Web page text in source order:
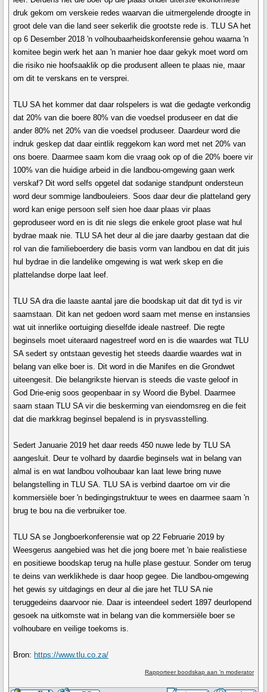
druk gekom om verskeie redes waarvan die uitmergelende droogte in
groot dele van die land seer sekerlik die grootste rede is. TLU SA het
op 6 Desember 2018 'n volhoubaarheidskonferensie gehou waarna 'n
komitee begin werk het aan 'n manier hoe daar gekyk moet word om
die risiko nie hoofsaaklik op die produsent alleen te plaas nie, maar
om dit te verskans en te versprei.
TLU SA het kommer dat daar rolspelers is wat die gedagte verkondig
dat 20% van die boere 80% van die voedsel produseer en dat die
ander 80% net 20% van die voedsel produseer. Daardeur word die
indruk geskep dat daar eintlik reggekom kan word met net 20% van
ons boere. Daarmee saam kom die vraag ook op of die 20% boere vir
100% van die huidige arbeid in die landbou-omgewing gaan werk
verskaf? Dit word selfs opgetel dat sodanige standpunt ondersteun
word deur sommige landbouleiers. Soos daar deur die platteland gery
word kan enige persoon self sien hoe daar plaas vir plaas
geproduseer word en is dit nie slegs die enkele groot plase wat hul
bydrae maak nie. TLU SA het deur al die jare daarby gestaan dat die
rol van die familieboerdery die basis vorm van landbou en dat dit juis
hul bydrae in die landelike omgewing is wat werk skep en die
plattelandse dorpe laat leef.
TLU SA dra die laaste aantal jare die boodskap uit dat dit tyd is vir
saamstaan. Dit kan net gedoen word saam met mense en instansies
wat uit innerlike oortuiging dieselfde ideale nastreef. Die regte
beginsels moet uiteraard nagestreef word en is die waardes wat TLU
SA sedert sy ontstaan gevestig het steeds daardie waardes wat in
belang van elke boer is. Dit word in die Manifes en die Grondwet
uiteengesit. Die belangrikste hiervan is steeds die vaste geloof in
God Drie-enig soos geopenbaar in sy Woord die Bybel. Daarmee
saam staan TLU SA vir die beskerming van eiendomsreg en die feit
dat die markkrag beginsel bepalend is in prysvasstelling.
Sedert Januarie 2019 het daar reeds 450 nuwe lede by TLU SA
aangesluit. Deur te volhard by daardie beginsels wat in belang van
almal is en wat landbou volhoubaar kan laat lewe bring nuwe
belangstelling in TLU SA. TLU SA is verbind daartoe om vir die
kommersiële boer 'n bedingingstruktuur te wees en daarmee saam 'n
brug te bou na die verbruiker toe.
TLU SA se Jongboerkonferensie wat op 22 Februarie 2019 by
Weesgerus aangebied was het die jong boere met 'n baie realistiese
en positiewe boodskap terug na hulle plase gestuur. Sonder om terug
te deins van werklikhede is daar hoop gegee. Die landbou-omgewing
het gewis sy uitdagings en deur al die jare het TLU SA nie
teruggedeins daarvoor nie. Daar is inteendeel sedert 1897 deurlopend
gesoek na uitkomste wat in belang van die kommersiële boer se
volhoubare en veilige toekoms is.
Bron: https://www.tlu.co.za/
Rapporteer boodskap aan 'n moderator